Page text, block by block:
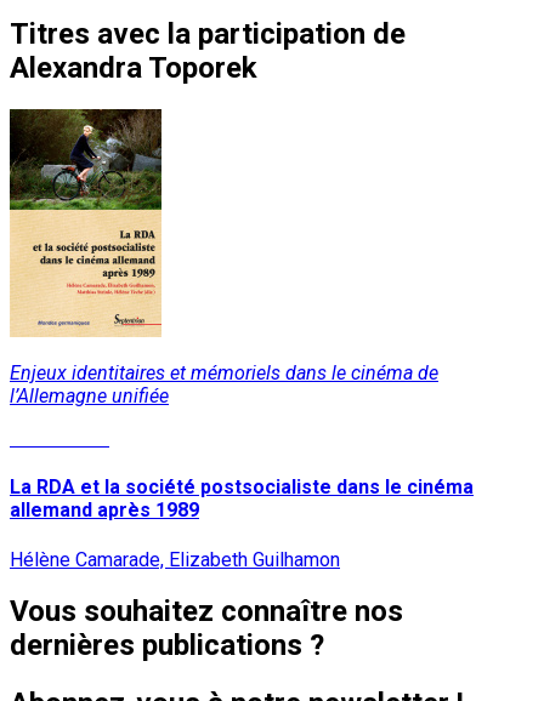
Titres avec la participation de
Alexandra Toporek
Enjeux identitaires et mémoriels dans le cinéma de
l’Allemagne unifiée
La RDA et la société postsocialiste dans le cinéma
allemand après 1989
Hélène Camarade, Elizabeth Guilhamon
Vous souhaitez connaître nos
dernières publications ?